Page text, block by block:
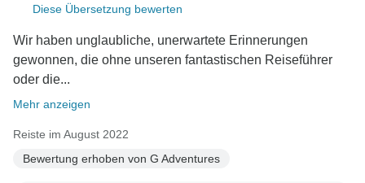
Diese Übersetzung bewerten
Wir haben unglaubliche, unerwartete Erinnerungen
gewonnen, die ohne unseren fantastischen Reiseführer
oder die...
Mehr anzeigen
Reiste im August 2022
Bewertung erhoben von G Adventures